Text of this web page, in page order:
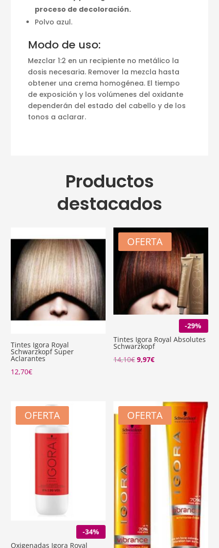
proceso de decoloración.
Polvo azul.
Modo de uso:
Mezclar 1:2 en un recipiente no metálico la
dosis necesaria. Remover la mezcla hasta
obtener una crema homogénea. El tiempo
de exposición y los volúmenes del oxidante
dependerán del estado del cabello y de los
tonos a aclarar.
Productos
destacados
Tintes Igora Royal
Schwarzkopf Super
Aclarantes
12,70€
OFERTA
-29%
Tintes Igora Royal Absolutes
Schwarzkopf
14,10€ El
9,97€El
9,97€.
OFERTA
-34%
Oxigenadas Igora Royal
OFERTA